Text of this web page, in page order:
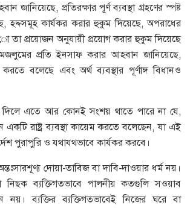
জানিয়েছে, প্রতিরক্ষার পূর্ণ ব্যবস্থা গ্রহণের স্পষ্ট
হদ্দসমূহ কার্যকর করার হুকুম দিয়েছে, অপরাধের
ো তা প্রয়োজন অনুযায়ী প্রয়োগ করার হুকুম দিয়েছে
প্রতি ইনসাফ করার আহবান জানিয়েছে,
বলেছে এবং অর্থ ব্যবস্থার পূর্ণাঙ্গ বিধানও
দিলে এতে আর কোনই সংশয় থাতে পারে না যে,
রাষ্ট্র ব্যবস্থা কায়েম করতে বলেছেন, যা এই
পুরাপুরি ও যথাযথভাবে কার্যকর করবে।
দোয়া-তাবিজ বা দাবি-দাওয়ার ধর্ম নয়।
নিছক ব্যক্তিগতভাবে পালনীয় কতগুলি সওয়াব
নয়। ব্যক্তির ব্যক্তিগতভাবেই নিজের ঘরে বা